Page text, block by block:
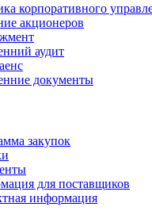
корпоративного
акционеров
аудит
документы
закупок
для поставщиков
информация